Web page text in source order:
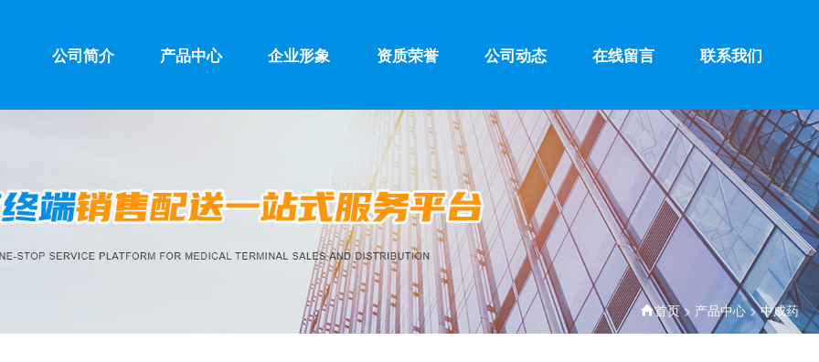
公司简介 产品中心 企业形象 资质荣誉 公司动态 在线留言 联系我们
首页> 产品中心>中成药